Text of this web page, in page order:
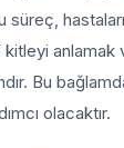
süreç,
anlamak
Bu
olacaktır.